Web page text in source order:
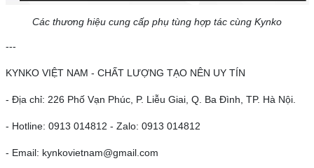
Các thương hiệu cung cấp phụ tùng hợp tác cùng Kynko
---
KYNKO VIỆT NAM - CHẤT LƯỢNG TẠO NÊN UY TÍN
- Địa chỉ: 226 Phố Vạn Phúc, P. Liễu Giai, Q. Ba Đình, TP. Hà Nội.
- Hotline: 0913 014812 - Zalo: 0913 014812
- Email: kynkovietnam@gmail.com